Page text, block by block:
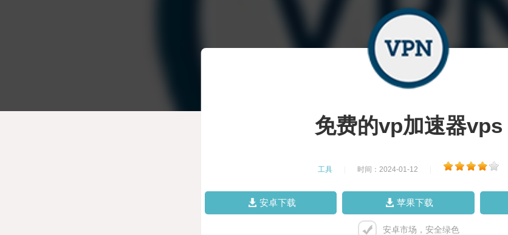
免费的vp加速器vps
工具 时间：2024-01-12
安卓下载 苹果下载
安卓市场，安全绿色